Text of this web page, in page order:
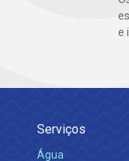
e
Serviços
Água